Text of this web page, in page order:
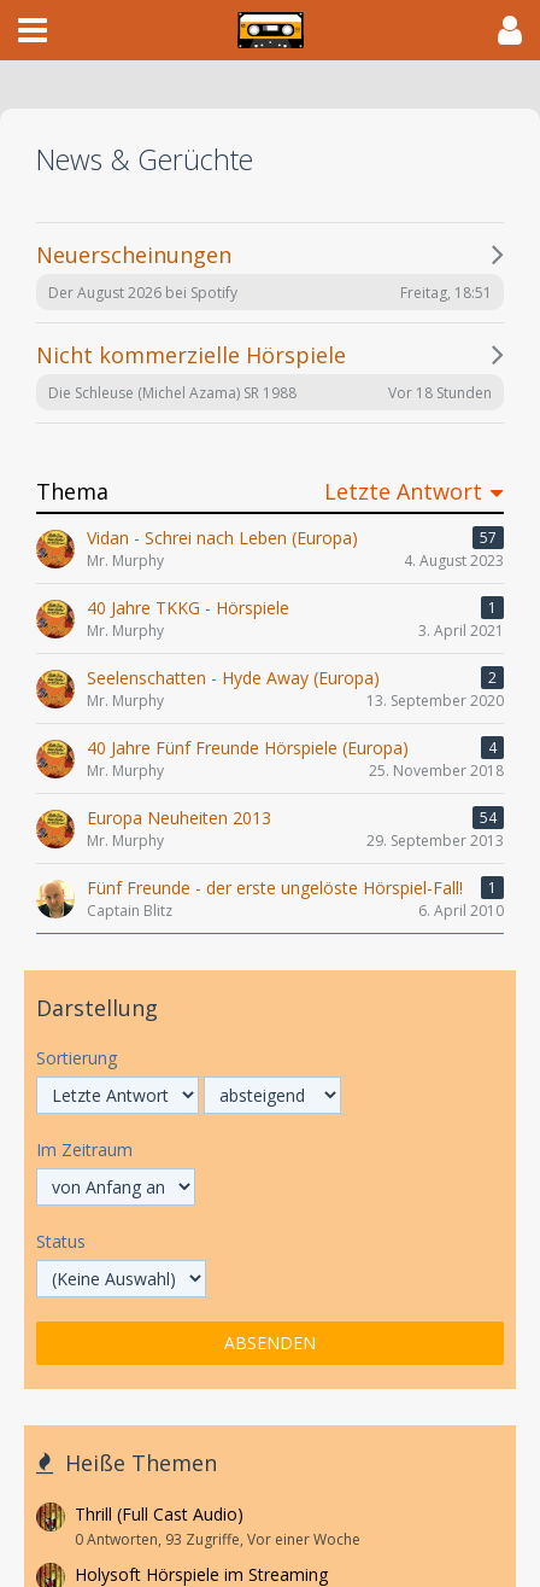
News & Gerüchte
Neuerscheinungen
Der August 2026 bei Spotify Freitag, 18:51
Nicht kommerzielle Hörspiele
Die Schleuse (Michel Azama) SR 1988 Vor 18 Stunden
Thema Letzte Antwort
Vidan - Schrei nach Leben (Europa)
57
Mr. Murphy
4. August 2023
40 Jahre TKKG - Hörspiele
1
Mr. Murphy
3. April 2021
Seelenschatten - Hyde Away (Europa)
2
Mr. Murphy
13. September 2020
40 Jahre Fünf Freunde Hörspiele (Europa)
4
Mr. Murphy
25. November 2018
Europa Neuheiten 2013
54
Mr. Murphy
29. September 2013
Fünf Freunde - der erste ungelöste Hörspiel-Fall!
1
Captain Blitz
6. April 2010
Darstellung
Sortierung
Im Zeitraum
Status
Heiße Themen
Thrill (Full Cast Audio)
0 Antworten, 93 Zugriffe, Vor einer Woche
Holysoft Hörspiele im Streaming